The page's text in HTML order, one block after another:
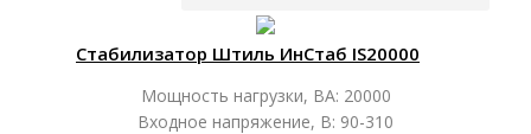
Стабилизатор Штиль ИнСтаб IS20000
Мощность нагрузки, ВА: 20000
Входное напряжение, В: 90-310